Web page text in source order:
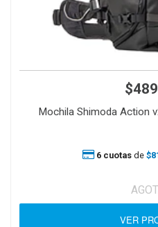
Mochila Shimoda Action
6 cuotas de
VER